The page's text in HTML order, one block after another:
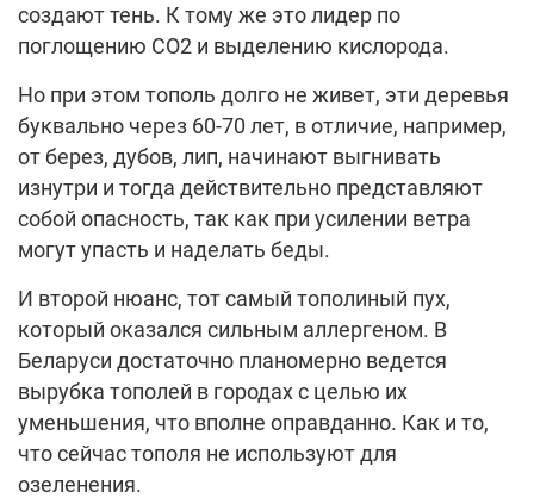
создают тень. К тому же это лидер по
поглощению СО2 и выделению кислорода.
Но при этом тополь долго не живет, эти деревья
буквально через 60-70 лет, в отличие, например,
от берез, дубов, лип, начинают выгнивать
изнутри и тогда действительно представляют
собой опасность, так как при усилении ветра
могут упасть и наделать беды.
И второй нюанс, тот самый тополиный пух,
который оказался сильным аллергеном. В
Беларуси достаточно планомерно ведется
вырубка тополей в городах с целью их
уменьшения, что вполне оправданно. Как и то,
что сейчас тополя не используют для
озеленения.